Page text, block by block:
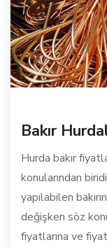
Bakır
Hurda bakır
konularından
yapılabilen
değişken söz
fiyatlarına ve